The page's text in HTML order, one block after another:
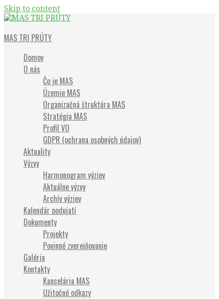
Skip to content
MAS TRI PRÚTY
Domov
O nás
Čo je MAS
Územie MAS
Organizačná štruktúra MAS
Stratégia MAS
Profil VO
GDPR (ochrana osobných údajov)
Aktuality
Výzvy
Harmonogram výziev
Aktuálne výzvy
Archív výziev
Kalendár podujatí
Dokumenty
Projekty
Povinné zverejňovanie
Galéria
Kontakty
Kancelária MAS
Užitočné odkazy